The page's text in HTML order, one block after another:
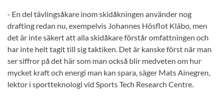
- En del tävlingsåkare inom skidåkningen använder nog
drafting redan nu, exempelvis Johannes Hösflot Kläbo, men
det är inte säkert att alla skidåkare förstår omfattningen och
har inte helt tagit till sig taktiken. Det är kanske först när man
ser siffror på det här som man också blir medveten om hur
mycket kraft och energi man kan spara, säger Mats Ainegren,
lektor i sportteknologi vid Sports Tech Research Centre.